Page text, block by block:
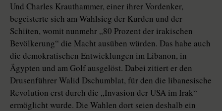
Und Charles Krauthammer, einer ihrer Vordenker,
begeisterte sich am Wahlsieg der Kurden und der
Schiiten, womit nunmehr „80 Prozent der irakischen
Bevölkerung“ die Macht ausüben würden. Das habe auch
die demokratischen Entwicklungen im Libanon, in
Ägypten und am Golf ausgelöst. Dabei zitiert er den
Drusenführer Walid Dschumblat, für den die libanesische
Revolution erst durch die „Invasion der USA im Irak“
ermöglicht wurde. Die Wahlen dort seien deshalb ein